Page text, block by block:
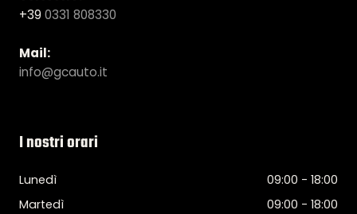
+39 0331 808330
Mail:
info@gcauto.it
I nostri orari
Lunedì
09:00 - 18:00
Martedì
09:00 - 18:00